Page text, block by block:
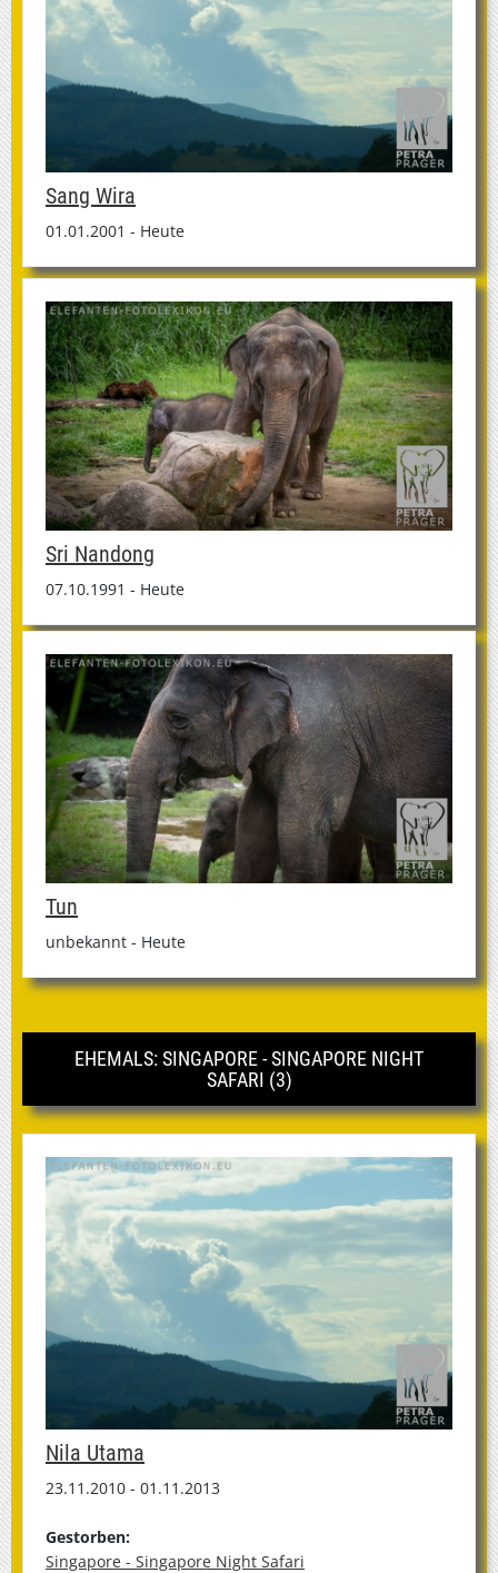
Sang Wira
01.01.2001 - Heute
Sri Nandong
07.10.1991 - Heute
Tun
unbekannt - Heute
EHEMALS: SINGAPORE - SINGAPORE NIGHT
SAFARI (3)
Nila Utama
23.11.2010 - 01.11.2013
Gestorben:
Singapore - Singapore Night Safari